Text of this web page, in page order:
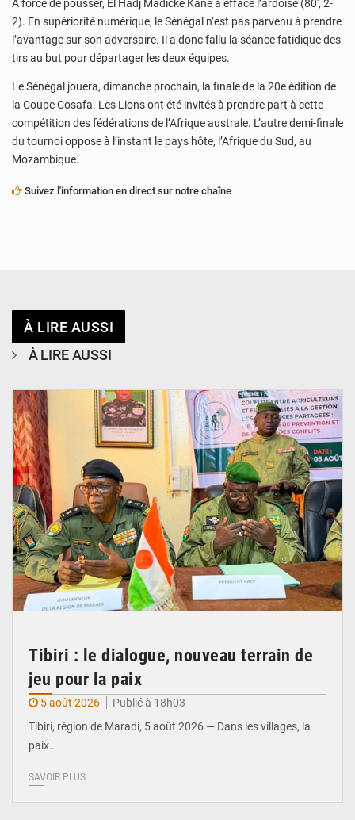
A force de pousser, El Hadj Madické Kane a effacé l’ardoise (80′, 2-
2). En supériorité numérique, le Sénégal n’est pas parvenu à prendre
l’avantage sur son adversaire. Il a donc fallu la séance fatidique des
tirs au but pour départager les deux équipes.
Le Sénégal jouera, dimanche prochain, la finale de la 20e édition de
la Coupe Cosafa. Les Lions ont été invités à prendre part à cette
compétition des fédérations de l’Afrique australe. L’autre demi-finale
du tournoi oppose à l’instant le pays hôte, l’Afrique du Sud, au
Mozambique.
Suivez l'information en direct sur notre chaîne
À LIRE AUSSI
À LIRE AUSSI
Tibiri : le dialogue, nouveau terrain de
jeu pour la paix
5 août 2026
Publié à 18h03
Tibiri, région de Maradi, 5 août 2026 — Dans les villages, la
paix…
SAVOIR PLUS